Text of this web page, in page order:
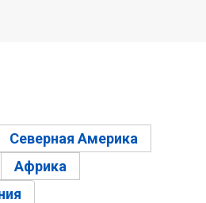
Северная Америка
Африка